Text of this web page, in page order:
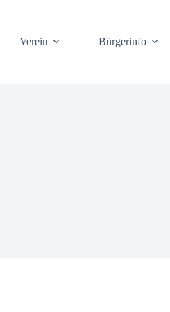
Ver­ein Bür­ger­info